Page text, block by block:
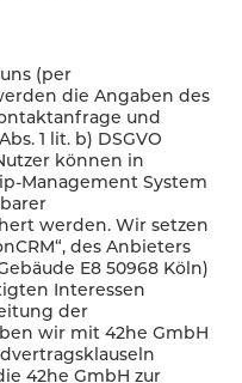
(per
die Angaben des
und
1 lit. b) DSGVO
können in
Management System
werden. Wir setzen
des Anbieters
E8 50968 Köln)
Interessen
der
wir mit 42he GmbH
42he GmbH zur